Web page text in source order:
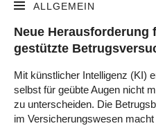
ALLGEMEIN
Neue Herausforderung
gestützte
Mit künstlicher Intelligenz (KI)
selbst für geübte Augen nicht
zu unterscheiden. Die
im Versicherungswesen